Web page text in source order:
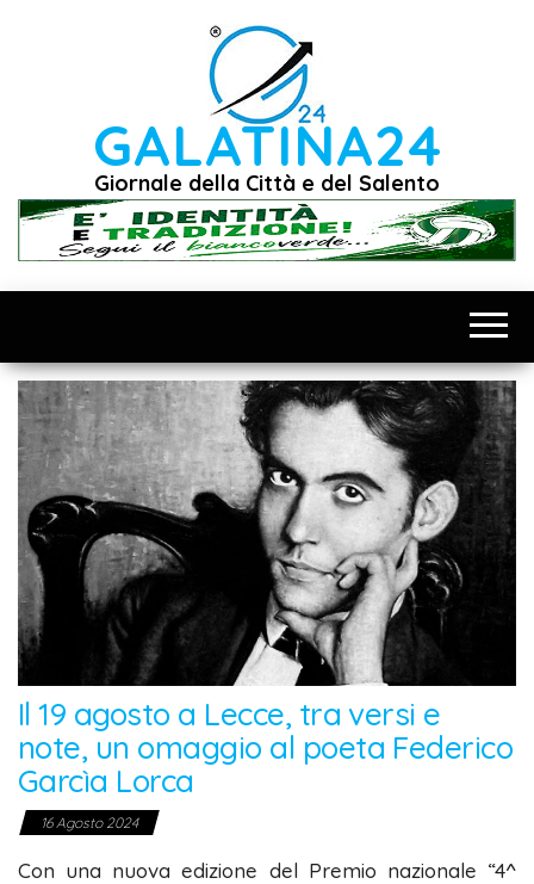
GALATINA24
Giornale della Città e del Salento
Il 19 agosto a Lecce, tra versi e
note, un omaggio al poeta Federico
Garcìa Lorca
16 Agosto 2024
Con una nuova edizione del Premio nazionale “4^